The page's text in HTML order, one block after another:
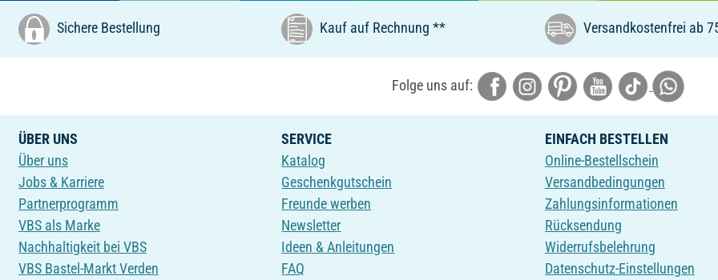
Sichere Bestellung Kauf auf Rechnung ** Versandkostenfrei ab
Folge uns auf:
ÜBER UNS
Über uns
Jobs & Karriere
Partnerprogramm
VBS als Marke
Nachhaltigkeit bei VBS
VBS Bastel-Markt Verden
SERVICE
Katalog
Geschenkgutschein
Freunde werben
Newsletter
Ideen & Anleitungen
FAQ
EINFACH BESTELLEN
Online-Bestellschein
Versandbedingungen
Zahlungsinformationen
Rücksendung
Widerrufsbelehrung
Datenschutz-Einstellungen